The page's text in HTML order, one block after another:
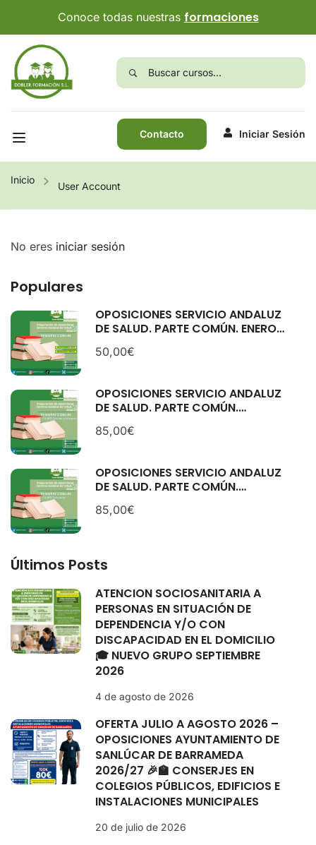
Conoce todas nuestras formaciones
Contacto Iniciar Sesión
Inicio
User Account
No eres iniciar sesión
Populares
OPOSICIONES SERVICIO ANDALUZ
DE SALUD. PARTE COMÚN. ENERO
50,00€
OPOSICIONES SERVICIO ANDALUZ
DE SALUD. PARTE COMÚN.
SERVICIOS. SEPTIEMBRE 2025
85,00€
OPOSICIONES SERVICIO ANDALUZ
DE SALUD. PARTE COMÚN.
SEPTIEMBRE 2025.
85,00€
Últimos Posts
ATENCIÓN SOCIOSANITARIA A
PERSONAS EN SITUACIÓN DE
DEPENDENCIA Y/O CON
DISCAPACIDAD EN EL DOMICILIO
🎓 NUEVO GRUPO SEPTIEMBRE
2026
4 de agosto de 2026
OFERTA JULIO A AGOSTO 2026 –
OPOSICIONES AYUNTAMIENTO DE
SANLÚCAR DE BARRAMEDA
2026/27 🎉🏫 CONSERJES EN
COLEGIOS PÚBLICOS, EDIFICIOS E
INSTALACIONES MUNICIPALES
20 de julio de 2026